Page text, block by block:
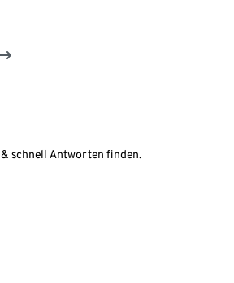
schnell Antworten finden.